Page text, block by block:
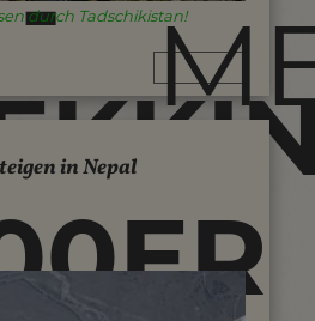
durch Tadschikistan!
in Nepal